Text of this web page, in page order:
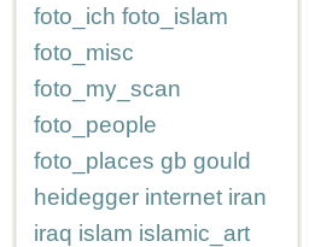
foto_ich foto_islam
foto_misc
foto_my_scan
foto_people
foto_places gb gould
heidegger internet iran
iraq islam islamic_art